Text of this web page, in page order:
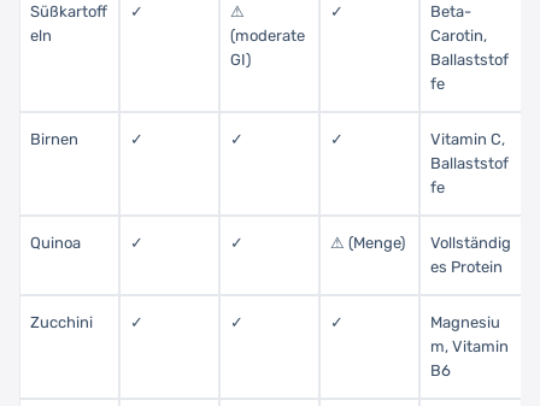
Süßkartoff
eln
✓
⚠
(moderate
GI)
✓
Beta-
Carotin,
Ballaststof
fe
Birnen ✓ ✓ ✓
Vitamin C,
Ballaststof
fe
Quinoa ✓ ✓ ⚠ (Menge)
Vollständig
es Protein
Zucchini ✓ ✓ ✓
Magnesiu
m, Vitamin
B6